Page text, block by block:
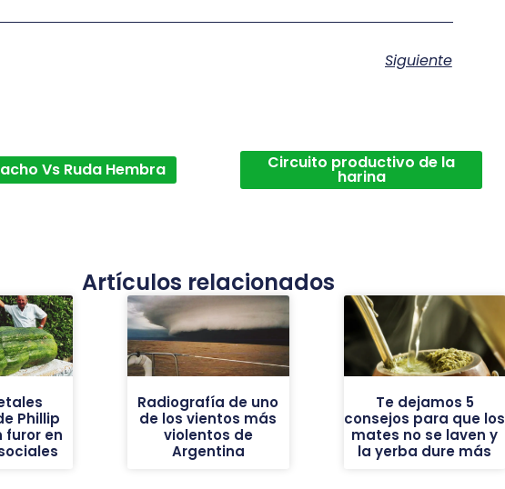
Siguiente
Vs Ruda Hembra Circuito productivo de la
harina
Artículos relacionados
Phillip
furor en
Radiografía de uno
de los vientos más
violentos de
Argentina
Te dejamos 5
consejos para que los
mates no se laven y
la yerba dure más